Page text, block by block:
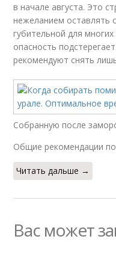
в начале августа. Это
нежеланием оставлять
губительной для
опасность
рекомендуют снять
Собранную после
Общие рекомендации
Читать дальше →
Вас может